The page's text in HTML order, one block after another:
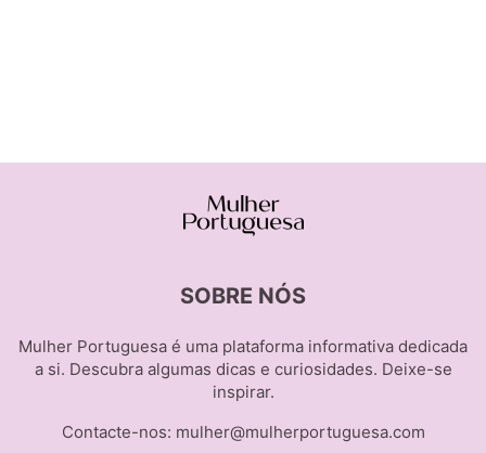
SOBRE NÓS
Mulher Portuguesa é uma plataforma informativa dedicada
a si. Descubra algumas dicas e curiosidades. Deixe-se
inspirar.
Contacte-nos: mulher@mulherportuguesa.com